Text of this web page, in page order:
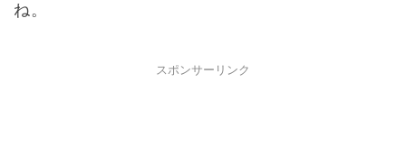
ね。
スポンサーリンク